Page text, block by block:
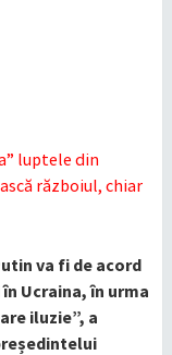
va fi de acord
Ucraina, în urma
iluzie”, a